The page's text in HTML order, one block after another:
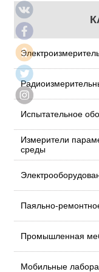
Испытательное
Измерители
среды
Паяльно-
Промышленная
Мобильные